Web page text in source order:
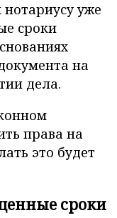
уже
сроки
на
дела.
права на
это будет
сроки